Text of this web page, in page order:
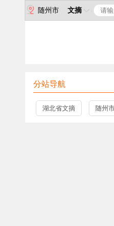
随州市 文摘
分站导航
湖北省文摘 随州